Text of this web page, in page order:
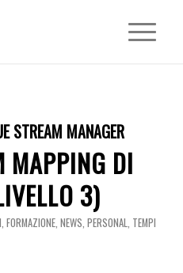
STREAM MANAGER
MAPPING DI
3)
, FORMAZIONE, NEWS, PERSONAL, TEMPI